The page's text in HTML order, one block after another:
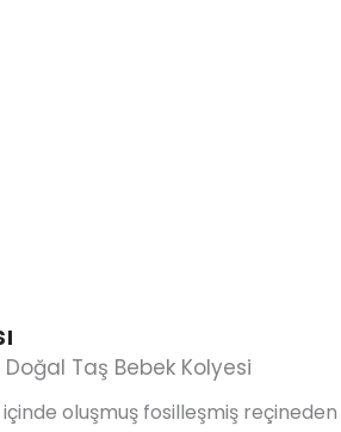
Taş Bebek Kolyesi
oluşmuş fosilleşmiş